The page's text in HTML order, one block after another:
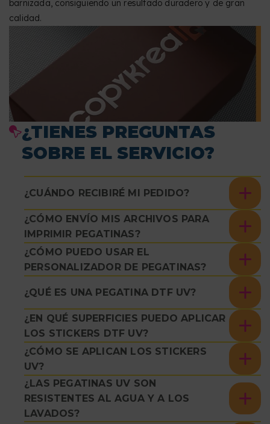
barnizada, consiguiendo un resultado duradero y de gran
calidad.
¿TIENES PREGUNTAS
SOBRE EL SERVICIO?
¿CUÁNDO RECIBIRÉ MI PEDIDO?
¿CÓMO ENVÍO MIS ARCHIVOS PARA
IMPRIMIR PEGATINAS?
¿CÓMO PUEDO USAR EL
PERSONALIZADOR DE PEGATINAS?
¿QUÉ ES UNA PEGATINA DTF UV?
¿EN QUÉ SUPERFICIES PUEDO APLICAR
LOS STICKERS DTF UV?
¿CÓMO SE APLICAN LOS STICKERS
UV?
¿LAS PEGATINAS UV SON
RESISTENTES AL AGUA Y A LOS
LAVADOS?